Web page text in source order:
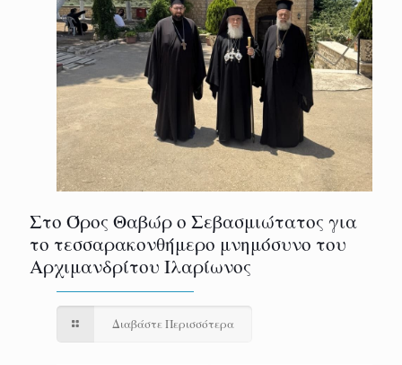
Στο Όρος Θαβώρ ο Σεβασμιώτατος για
το τεσσαρακονθήμερο μνημόσυνο του
Αρχιμανδρίτου Ιλαρίωνος
Διαβάστε Περισσότερα